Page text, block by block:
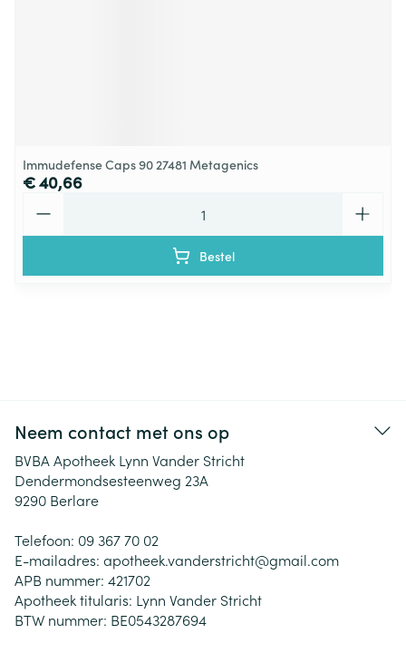
Immudefense Caps 90 27481 Metagenics
€ 40,66
Bestel
Neem contact met ons op
BVBA Apotheek Lynn Vander Stricht
Dendermondsesteenweg 23A
9290 Berlare
Telefoon: 09 367 70 02
E-mailadres: apotheek.vanderstricht@gmail.com
APB nummer: 421702
Apotheek titularis: Lynn Vander Stricht
BTW nummer: BE0543287694